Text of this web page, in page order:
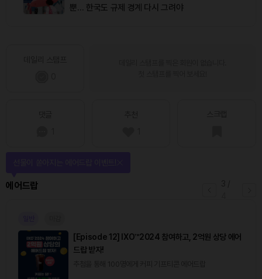
뿐… 한국도 규제 경계 다시 그려야
에어드랍
[Episode 12] IXO™2024 참여하고, 2억원 상당 에어
드랍 받자!